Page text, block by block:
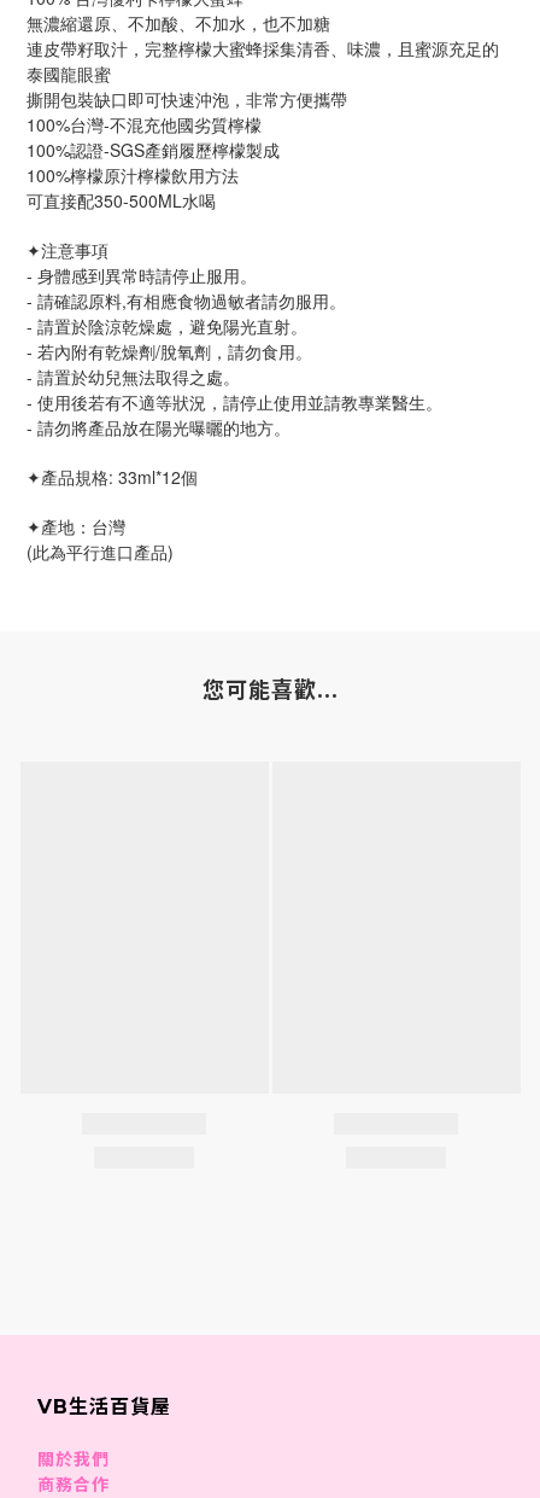
無濃縮還原、不加酸、不加水，也不加糖
連皮帶籽取汁，完整檸檬大蜜蜂採集清香、味濃，且蜜源充足的
泰國龍眼蜜
撕開包裝缺口即可快速沖泡，非常方便攜帶
100%台灣-不混充他國劣質檸檬
100%認證-SGS產銷履歷檸檬製成
100%檸檬原汁檸檬飲用方法
可直接配350-500ML水喝
✦注意事項
- 身體感到異常時請停止服用。
- 請確認原料,有相應食物過敏者請勿服用。
- 請置於陰涼乾燥處，避免陽光直射。
- 若內附有乾燥劑/脫氧劑，請勿食用。
- 請置於幼兒無法取得之處。
- 使用後若有不適等狀況，請停止使用並請教專業醫生。
- 請勿將產品放在陽光曝曬的地方。
✦產品規格: 33ml*12個
✦產地：台灣
(此為平行進口產品)
您可能喜歡...
VB生活百貨屋
關於我們
商務合作